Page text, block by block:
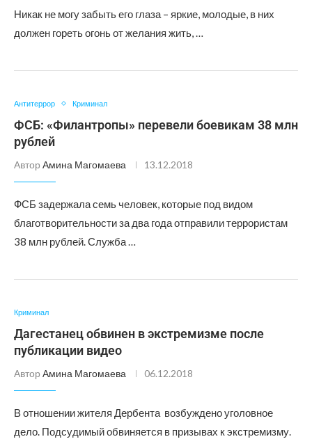
Никак не могу забыть его глаза – яркие, молодые, в них
должен гореть огонь от желания жить, …
Антитеррор Криминал
ФСБ: «Филантропы» перевели боевикам 38 млн
рублей
Автор Амина Магомаева 13.12.2018
ФСБ задержала семь человек, которые под видом
благотворительности за два года отправили террористам
38 млн рублей. Служба …
Криминал
Дагестанец обвинен в экстремизме после
публикации видео
Автор Амина Магомаева 06.12.2018
В отношении жителя Дербента возбуждено уголовное
дело. Подсудимый обвиняется в призывах к экстремизму.